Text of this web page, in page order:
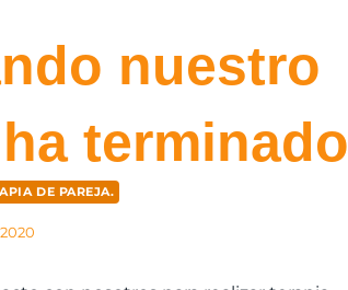
nuestro
terminado
DE PAREJA.